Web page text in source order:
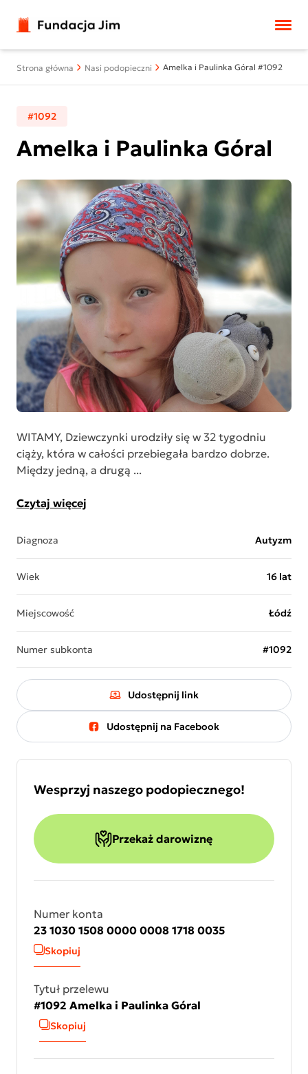
Strona główna Nasi podopieczni Amelka i Paulinka Góral #1092
#1092
Amelka i Paulinka Góral
WITAMY, Dziewczynki urodziły się w 32 tygodniu
ciąży, która w całości przebiegała bardzo dobrze.
Między jedną, a drugą ...
Czytaj więcej
Diagnoza Autyzm
Wiek 16 lat
Miejscowość Łódź
Numer subkonta #1092
Udostępnij link
Udostępnij na Facebook
Wesprzyj naszego podopiecznego!
Przekaż darowiznę
Numer konta
23 1030 1508 0000 0008 1718 0035
Skopiuj
Tytuł przelewu
#1092 Amelka i Paulinka Góral
Skopiuj